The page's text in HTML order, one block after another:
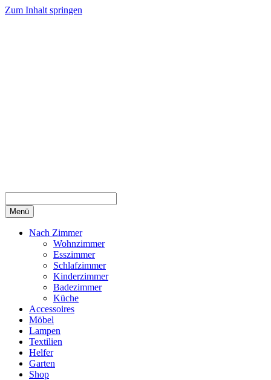
Zum Inhalt springen
Menü
Nach Zimmer
Wohnzimmer
Esszimmer
Schlafzimmer
Kinderzimmer
Badezimmer
Küche
Accessoires
Möbel
Lampen
Textilien
Helfer
Garten
Shop